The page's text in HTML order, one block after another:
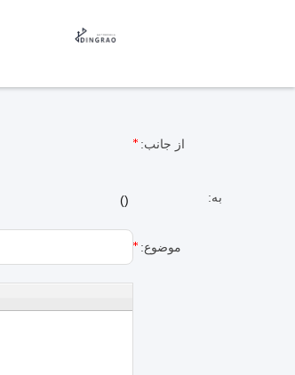
از جانب:
به: (
)
موضوع: